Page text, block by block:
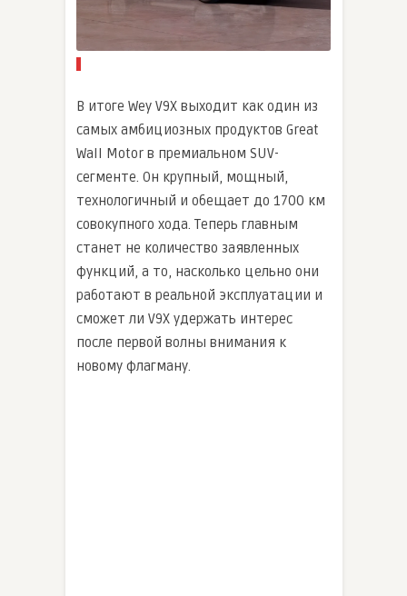
В итоге Wey V9X выходит как один из
самых амбициозных продуктов Great
Wall Motor в премиальном SUV-
сегменте. Он крупный, мощный,
технологичный и обещает до 1700 км
совокупного хода. Теперь главным
станет не количество заявленных
функций, а то, насколько цельно они
работают в реальной эксплуатации и
сможет ли V9X удержать интерес
после первой волны внимания к
новому флагману.